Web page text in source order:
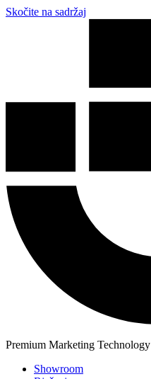
Skočite na sadržaj
Premium Marketing Technology
Showroom